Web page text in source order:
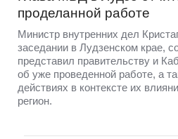
проделанной работе
Министр внутренних дел
заседании в Лудзенском крае,
представил правительству и
об уже проведенной работе, а
действиях в контексте их
регион.